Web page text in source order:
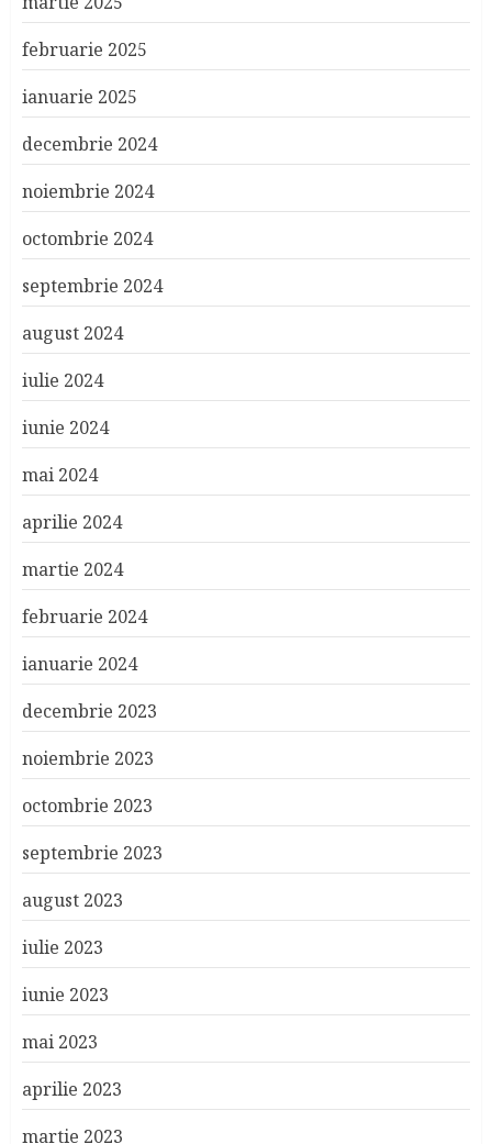
februarie 2025
ianuarie 2025
decembrie 2024
noiembrie 2024
octombrie 2024
septembrie 2024
august 2024
iulie 2024
iunie 2024
mai 2024
aprilie 2024
martie 2024
februarie 2024
ianuarie 2024
decembrie 2023
noiembrie 2023
octombrie 2023
septembrie 2023
august 2023
iulie 2023
iunie 2023
mai 2023
aprilie 2023
martie 2023